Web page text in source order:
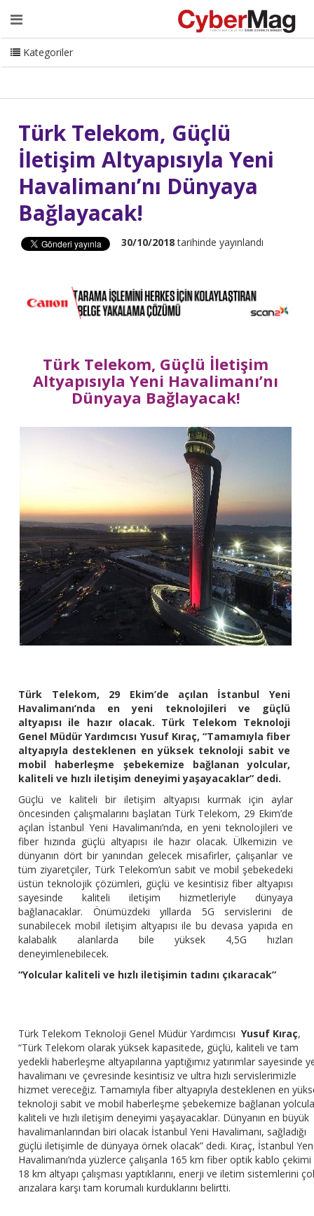
Ana Sayfa Editörden
Yazarlar
Danışmanlık
ISC Turkey Sizden Gelenler
İletişim
CyberMag Logo
Kategoriler
Türk Telekom, Güçlü
İletişim Altyapısıyla Yeni
Havalimanı’nı Dünyaya
Bağlayacak!
30/10/2018tarihinde yayınlandı
Türk Telekom, Güçlü İletişim
Altyapısıyla Yeni Havalimanı’nı
Dünyaya Bağlayacak!
Türk Telekom, 29 Ekim’de açılan İstanbul Yeni
Havalimanı’nda en yeni teknolojileri ve güçlü
altyapısı ile hazır olacak. Türk Telekom Teknoloji
Genel Müdür Yardımcısı Yusuf Kıraç, “Tamamıyla fiber
altyapıyla desteklenen en yüksek teknoloji sabit ve
mobil haberleşme şebekemize bağlanan yolcular,
kaliteli ve hızlı iletişim deneyimi yaşayacaklar” dedi.
Güçlü ve kaliteli bir iletişim altyapısı kurmak için aylar
öncesinden çalışmalarını başlatan Türk Telekom, 29 Ekim’de
açılan İstanbul Yeni Havalimanı’nda, en yeni teknolojileri ve
fiber hızında güçlü altyapısı ile hazır olacak. Ülkemizin ve
dünyanın dört bir yanından gelecek misafirler, çalışanlar ve
tüm ziyaretçiler, Türk Telekom’un sabit ve mobil şebekedeki
üstün teknolojik çözümleri, güçlü ve kesintisiz fiber altyapısı
sayesinde kaliteli iletişim hizmetleriyle dünyaya
bağlanacaklar. Önümüzdeki yıllarda 5G servislerini de
sunabilecek mobil iletişim altyapısı ile bu devasa yapıda en
kalabalık alanlarda bile yüksek 4,5G hızları
deneyimlenebilecek.
“Yolcular kaliteli ve hızlı iletişimin tadını çıkaracak”
Türk Telekom Teknoloji Genel Müdür Yardımcısı Yusuf Kıraç,
“Türk Telekom olarak yüksek kapasitede, güçlü, kaliteli ve tam
yedekli haberleşme altyapılarına yaptığımız yatırımlar sayesinde
havalimanı ve çevresinde kesintisiz ve ultra hızlı servislerimizle
hizmet vereceğiz. Tamamıyla fiber altyapıyla desteklenen en
teknoloji sabit ve mobil haberleşme şebekemize bağlanan
kaliteli ve hızlı iletişim deneyimi yaşayacaklar. Dünyanın en büyük
havalimanlarından biri olacak İstanbul Yeni Havalimanı, sağladığı
güçlü iletişimle de dünyaya örnek olacak” dedi. Kıraç, İstanbul
Havalimanı’nda yüzlerce çalışanla 165 km fiber optik kablo çekimi
18 km altyapı çalışması yaptıklarını, enerji ve iletim sistemlerini
arızalara karşı tam korumalı kurduklarını belirtti.